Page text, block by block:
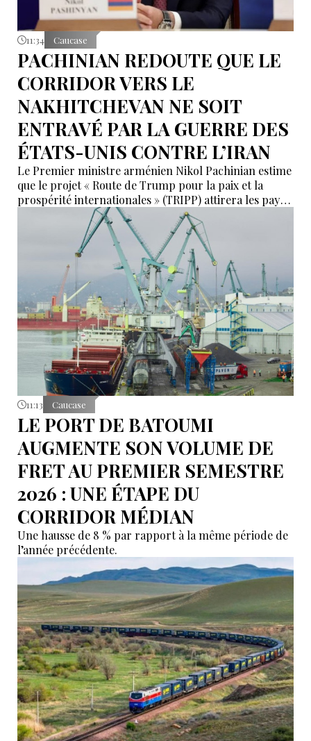
11:34 Caucase
PACHINIAN REDOUTE QUE LE
CORRIDOR VERS LE
NAKHITCHEVAN NE SOIT
ENTRAVÉ PAR LA GUERRE DES
ÉTATS-UNIS CONTRE L’IRAN
Le Premier ministre arménien Nikol Pachinian estime
que le projet « Route de Trump pour la paix et la
prospérité internationales » (TRIPP) attirera les pays
de la région, mais il a également déclaré que
l’instabilité régionale pourrait entraver sa mise en
11:13 Caucase
LE PORT DE BATOUMI
AUGMENTE SON VOLUME DE
FRET AU PREMIER SEMESTRE
2026 : UNE ÉTAPE DU
CORRIDOR MÉDIAN
Une hausse de 8 % par rapport à la même période de
l’année précédente.